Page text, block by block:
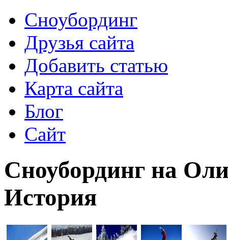
Сноубординг
Друзья сайта
Добавить статью
Карта сайта
Блог
Сайт
Сноубординг на
История